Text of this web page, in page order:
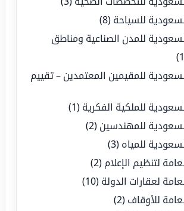
للسياحة (8)
للمدن الصناعية ومناطق
للمقيمين المعتمدين – تقييم
للملكية الفكرية (1)
للمهندسين (2)
للمياه (3)
لتنظيم الإعلام (2)
لعقارات الدولة (10)
للأوقاف (2)